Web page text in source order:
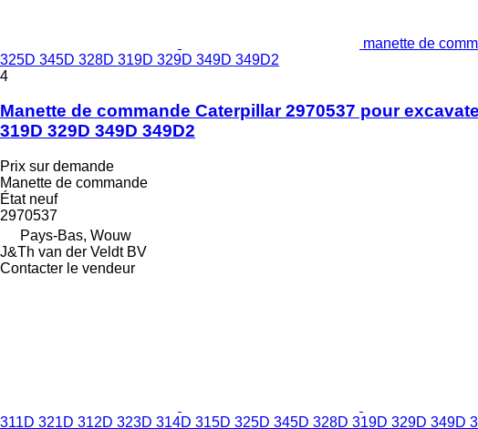
manette de
325D 345D 328D 319D 329D 349D 349D2
4
Manette de commande Caterpillar 2970537 pour
319D 329D 349D 349D2
Prix sur demande
Manette de commande
Étatneuf
2970537
Pays-Bas, Wouw
J&Th van der Veldt BV
Contacter le vendeur
311D 321D 312D 323D 314D 315D 325D 345D 328D 319D 329D 349D